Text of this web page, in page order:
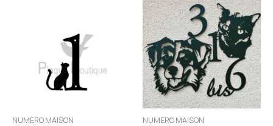
NUMERO MAISON NUMERO MAISON